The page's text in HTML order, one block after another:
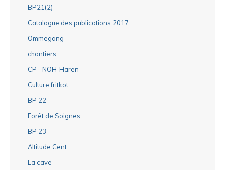
BP21(2)
Catalogue des publications 2017
Ommegang
chantiers
CP - NOH-Haren
Culture fritkot
BP 22
Forêt de Soignes
BP 23
Altitude Cent
La cave